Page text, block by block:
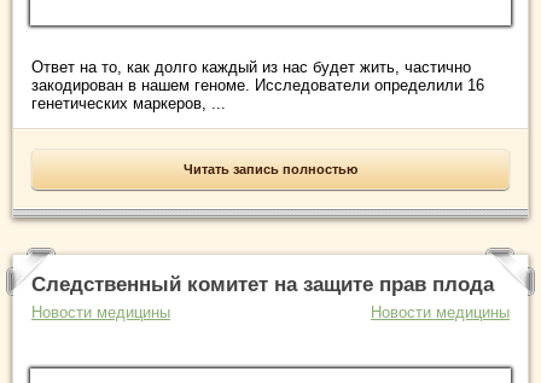
Ответ на то, как долго каждый из нас будет жить, частично
закодирован в нашем геноме. Исследователи определили 16
генетических маркеров, ...
Читать запись полностью
Следственный комитет на защите прав плода
Новости медицины Новости медицины